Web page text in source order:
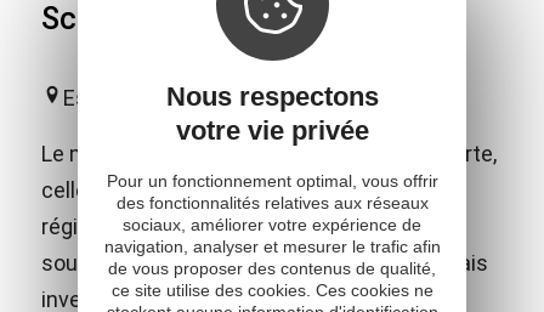
Scaphandre
Espalion
Le musée vous invite à une double découverte,
celle des arts et traditions populaires de la
région et celle de l'histoire de l'exploration
sous-marine, en hommage aux 2 espalionnais
inventeurs du scaphandre autonome.
Nous respectons
votre vie privée
Pour un fonctionnement optimal, vous offrir
des fonctionnalités relatives aux réseaux
sociaux, améliorer votre expérience de
navigation, analyser et mesurer le trafic afin
de vous proposer des contenus de qualité,
ce site utilise des cookies. Ces cookies ne